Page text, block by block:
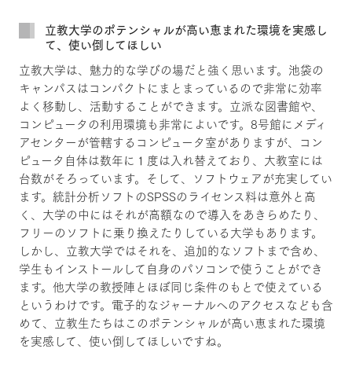
立教大学のポテンシャルが高い恵まれた環境を実感し
て、使い倒してほしい
立教大学は、魅力的な学びの場だと強く思います。池袋の
キャンパスはコンパクトにまとまっているので非常に効率
よく移動し、活動することができます。立派な図書館や、
コンピュータの利用環境も非常によいです。8号館にメディ
アセンターが管轄するコンピュータ室がありますが、コン
ピュータ自体は数年に１度は入れ替えており、大教室には
台数がそろっています。そして、ソフトウェアが充実してい
ます。統計分析ソフトのSPSSのライセンス料は意外と高
く、大学の中にはそれが高額なので導入をあきらめたり、
フリーのソフトに乗り換えたりしている大学もあります。
しかし、立教大学ではそれを、追加的なソフトまで含め、
学生もインストールして自身のパソコンで使うことができ
ます。他大学の教授陣とほぼ同じ条件のもとで使えている
というわけです。電子的なジャーナルへのアクセスなども含
めて、立教生たちはこのポテンシャルが高い恵まれた環境
を実感して、使い倒してほしいですね。